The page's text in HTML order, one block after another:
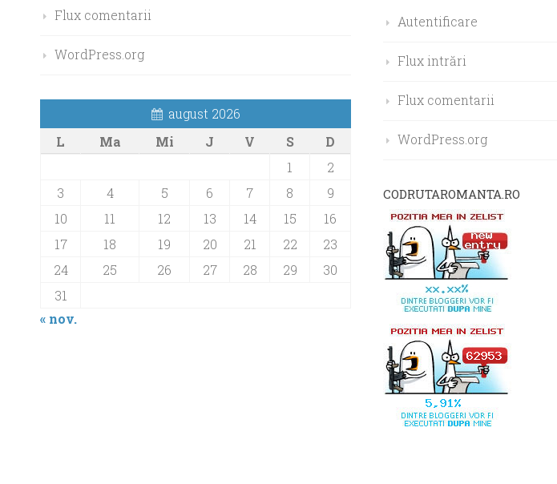
Flux comentarii
WordPress.org
august 2026
L
Ma Mi J V S
D
1
2
3
4 5 6 7 8
9
10
11 12 13 14 15
16
17
18 19 20 21 22
23
24
25 26 27 28 29
30
31
« nov.
Autentificare
Flux intrări
Flux comentarii
WordPress.org
CODRUTAROMANTA.RO